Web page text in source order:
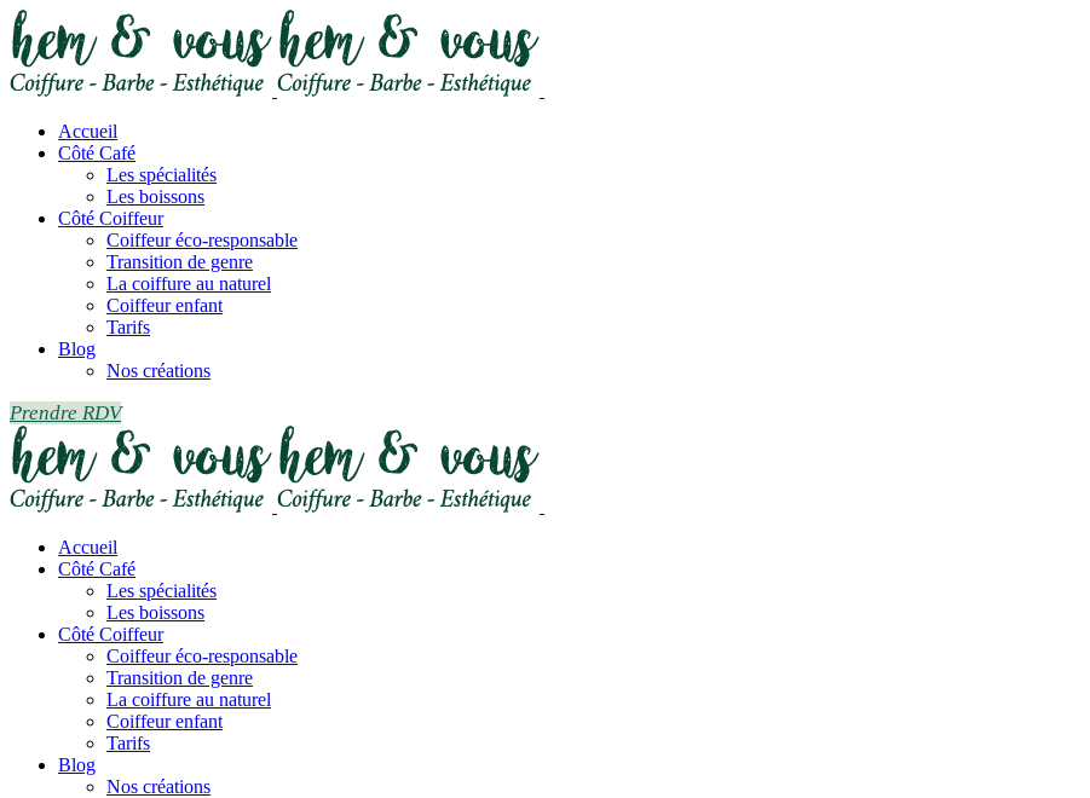
Accueil
Côté Café
Les spécialités
Les boissons
Côté Coiffeur
Coiffeur éco-responsable
Transition de genre
La coiffure au naturel
Coiffeur enfant
Tarifs
Blog
Nos créations
Prendre RDV
Accueil
Côté Café
Les spécialités
Les boissons
Côté Coiffeur
Coiffeur éco-responsable
Transition de genre
La coiffure au naturel
Coiffeur enfant
Tarifs
Blog
Nos créations